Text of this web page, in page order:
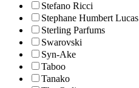
Stefano Ricci
Stephane Humbert Lucas
Sterling Parfums
Swarovski
Syn-Ake
Taboo
Tanako